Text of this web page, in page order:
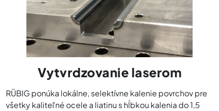
Vytvrdzovanie laserom
RÜBIG ponúka lokálne, selektívne kalenie povrchov pre
všetky kaliteľné ocele a liatinu s hĺbkou kalenia do 1,5